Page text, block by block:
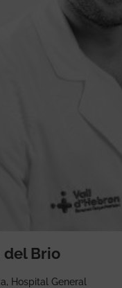
del Brio
Hospital General